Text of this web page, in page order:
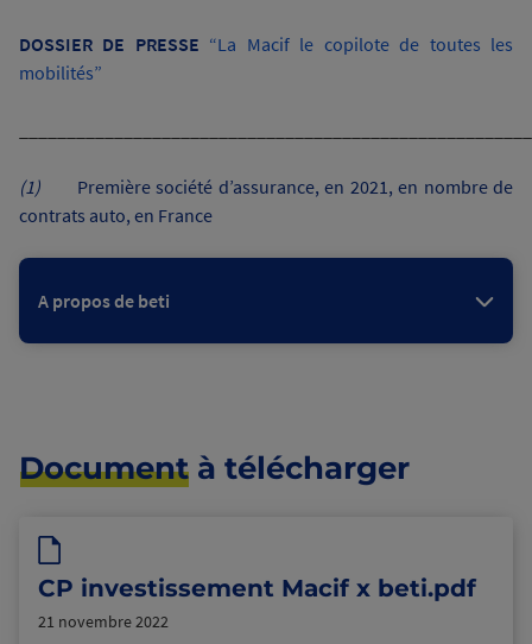
Document à télécharger
CP investissement Macif x beti.pdf
21 novembre 2022
DOSSIER DE PRESSE “La Macif le copilote de toutes les
mobilités”
(1)
Première société d’assurance, en 2021, en nombre de
contrats auto, en France
A propos de beti